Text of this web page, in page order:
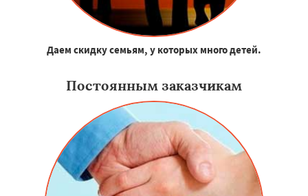
Даем скидку семьям, у которых много детей.
Постоянным заказчикам